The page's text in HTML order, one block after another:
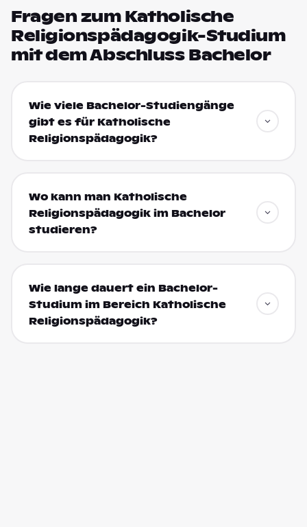
Fragen zum Katholische
Religionspädagogik-Studium
mit dem Abschluss Bachelor
Wie viele Bachelor-Studiengänge
gibt es für Katholische
Religionspädagogik?
Wo kann man Katholische
Religionspädagogik im Bachelor
studieren?
Wie lange dauert ein Bachelor-
Studium im Bereich Katholische
Religionspädagogik?